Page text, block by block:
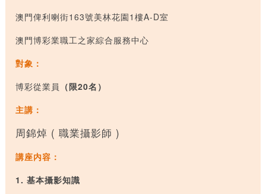
澳門俾利喇街163號美林花園1 樓A-D室
澳門博彩業職工之家綜合服務中心
對象：
博彩從業員 （限20名）
主講：
周錦焯 ( 職業攝影師 )
講座内容：
1. 基本攝影知識